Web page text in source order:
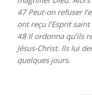
47Peut-on refuser
ont reçu l’Esprit
48Il ordonna qu’ils
Jésus-Christ. Ils lui
quelques jours.